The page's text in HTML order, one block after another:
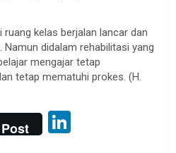
ruang kelas berjalan lancar dan
didalam rehabilitasi yang
mengajar tetap
tetap mematuhi prokes. (H.
Post